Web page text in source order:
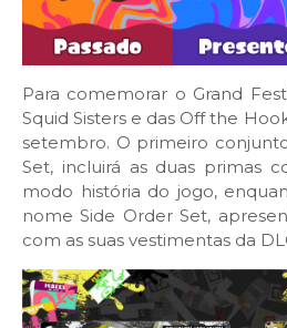
Para comemorar o Grand
Squid Sisters e das Off the
setembro. O primeiro
Set, incluirá as duas primas
modo história do jogo,
nome Side Order Set,
com as suas vestimentas da